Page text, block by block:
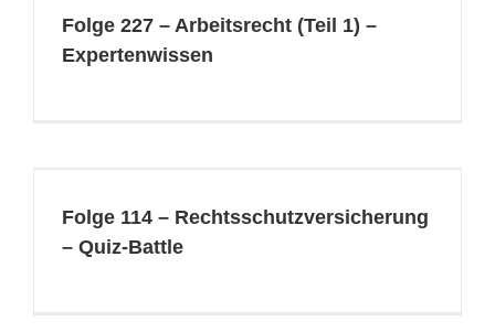
Folge 227 – Arbeitsrecht (Teil 1) –
Expertenwissen
Folge 114 – Rechtsschutzversicherung
– Quiz-Battle